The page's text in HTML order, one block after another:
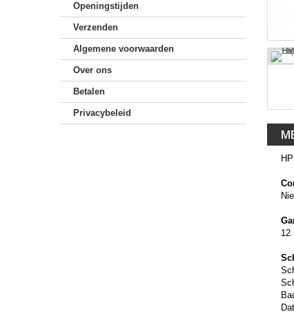
Openingstijden
Verzenden
Algemene voorwaarden
Over ons
Betalen
Privacybeleid
12